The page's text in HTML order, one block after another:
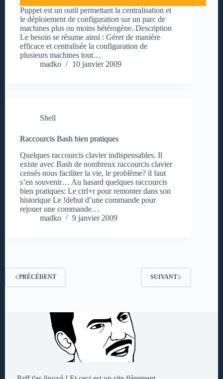
Puppet est un outil permettant la centralisation et
le déploiement de configuration sur un parc de
machines plus ou moins hétérogène. Description
Le besoin se résume ainsi : Gérer de manière
efficace et centralisée la configuration de
plusieurs machines tout…
madko
10 janvier 2009
Shell
Raccourcis Bash bien pratiques
Quelques raccourcis clavier indispensables. Il
existe avec Bash de nombreux raccourcis clavier
censés nous faciliter la vie, le problème? il faut
s’en souvenir… Au hasard quelques raccourcis
bien pratiques: Le ctrl+r pour remonter dans son
historique Le !debut d’une commande pour
rejouer une commande…
madko
9 janvier 2009
PRÉCÉDENT SUIVANT